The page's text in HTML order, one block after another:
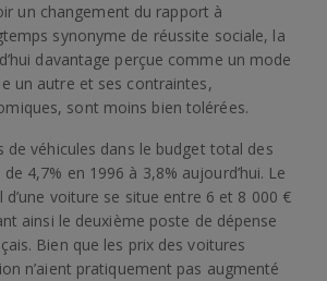
un changement du rapport à
synonyme de réussite sociale, la
davantage perçue comme un mode
un autre et ses contraintes,
sont moins bien tolérées.
de véhicules dans le budget total des
4,7% en 1996 à 3,8% aujourd’hui. Le
voiture se situe entre 6 et 8 000 €
ainsi le deuxième poste de dépense
Bien que les prix des voitures
n’aient pratiquement pas augmenté